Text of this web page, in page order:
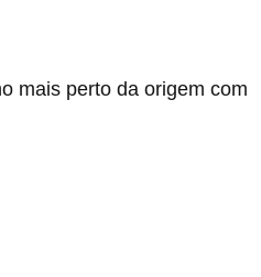
mais perto da origem com